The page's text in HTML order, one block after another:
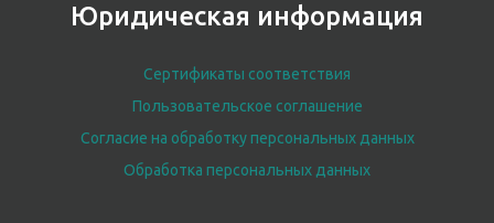
Юридическая информация
Сертификаты соответствия
Пользовательское соглашение
Согласие на обработку персональных данных
Обработка персональных данных